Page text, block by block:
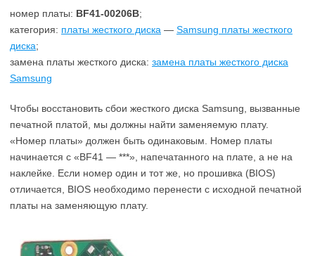
номер платы: BF41-00206B;
категория: платы жесткого диска — Samsung платы жесткого
диска;
замена платы жесткого диска: замена платы жесткого диска
Samsung
Чтобы восстановить сбои жесткого диска Samsung, вызванные
печатной платой, мы должны найти заменяемую плату.
«Номер платы» должен быть одинаковым. Номер платы
начинается с «BF41 — ***», напечатанного на плате, а не на
наклейке. Если номер один и тот же, но прошивка (BIOS)
отличается, BIOS необходимо перенести с исходной печатной
платы на заменяющую плату.